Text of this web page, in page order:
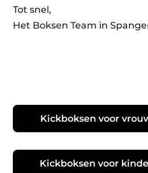
Tot snel,
Het Boksen Team in
Kickboksen voor
Kickboksen voor